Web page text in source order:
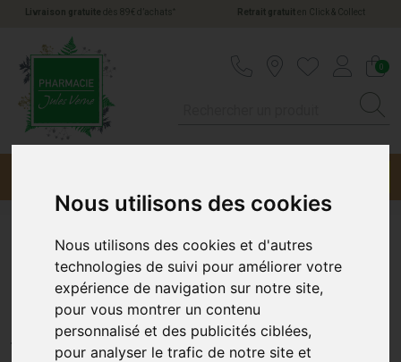
Nous utilisons des cookies
Nous utilisons des cookies et d'autres
technologies de suivi pour améliorer votre
expérience de navigation sur notre site,
pour vous montrer un contenu
personnalisé et des publicités ciblées,
pour analyser le trafic de notre site et
Livraison gratuite dès 89€ d’achats * Retrait gratuiten Click & Collect
0
Biocanina Shamp Sec
Pdreuse/75G
BIOCANINA